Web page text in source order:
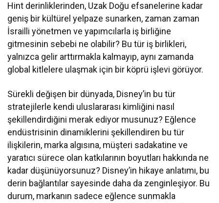
Hint derinliklerinden, Uzak Doğu efsanelerine kadar
geniş bir kültürel yelpaze sunarken, zaman zaman
İsrailli yönetmen ve yapımcılarla iş birliğine
gitmesinin sebebi ne olabilir? Bu tür iş birlikleri,
yalnızca gelir arttırmakla kalmayıp, aynı zamanda
global kitlelere ulaşmak için bir köprü işlevi görüyor.
Sürekli değişen bir dünyada, Disney’in bu tür
stratejilerle kendi uluslararası kimliğini nasıl
şekillendirdiğini merak ediyor musunuz? Eğlence
endüstrisinin dinamiklerini şekillendiren bu tür
ilişkilerin, marka algısına, müşteri sadakatine ve
yaratıcı sürece olan katkılarının boyutları hakkında ne
kadar düşünüyorsunuz? Disney’in hikaye anlatımı, bu
derin bağlantılar sayesinde daha da zenginleşiyor. Bu
durum, markanın sadece eğlence sunmakla